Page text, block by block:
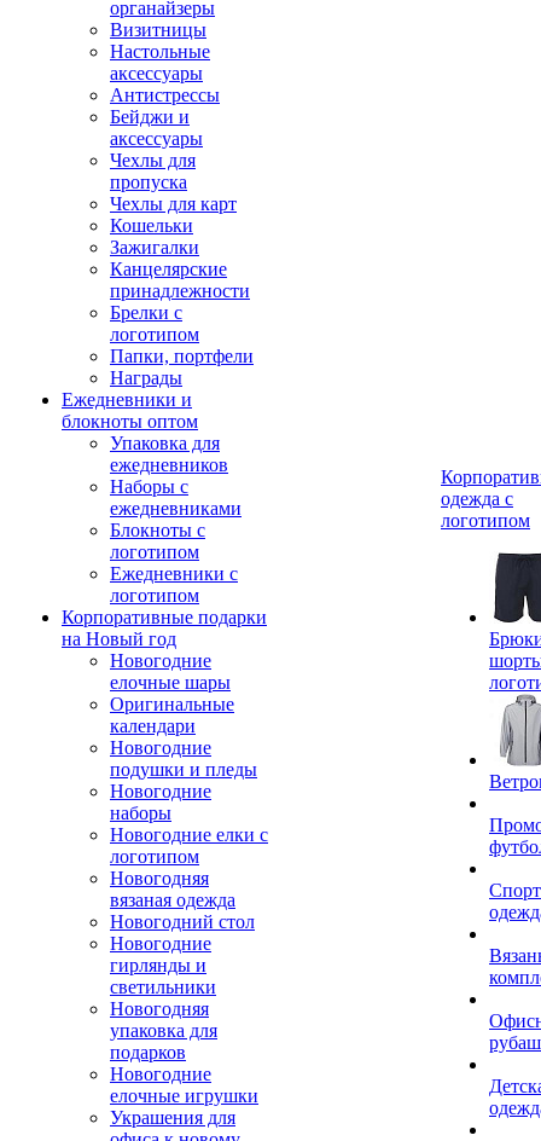
органайзеры
Визитницы
Настольные
аксессуары
Антистрессы
Бейджи и
аксессуары
Чехлы для
пропуска
Чехлы для карт
Кошельки
Зажигалки
Канцелярские
принадлежности
Брелки с
логотипом
Папки, портфели
Награды
Ежедневники и
блокноты оптом
Упаковка для
ежедневников
Наборы с
ежедневниками
Блокноты с
логотипом
Ежедневники с
логотипом
Корпоративные подарки
на Новый год
Новогодние
елочные шары
Оригинальные
календари
Новогодние
подушки и пледы
Новогодние
наборы
Новогодние елки с
логотипом
Новогодняя
вязаная одежда
Новогодний стол
Новогодние
гирлянды и
светильники
Новогодняя
упаковка для
подарков
Новогодние
елочные игрушки
Украшения для
одежда с
логотипом